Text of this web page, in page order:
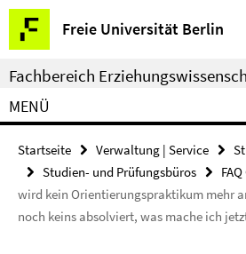
Springe
direkt
zu
Inhalt
Freie Universität Berlin
Service-
Navigation
Fachbereich
MENÜ
Startseite Verwaltung | Service
Studien- und Prüfungsbüros
wird kein Orientierungspraktikum mehr
noch keins absolviert, was mache ich